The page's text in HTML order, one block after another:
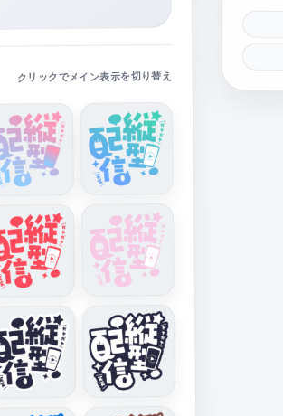
クリックでメイン表示を切り替え